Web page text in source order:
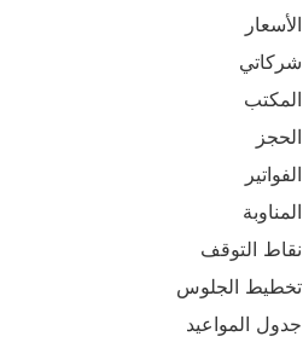
الأسعار
شركاتي
المكتب
الحجز
الفواتير
المناوبة
نقاط التوقف
تخطيط الجلوس
جدول المواعيد